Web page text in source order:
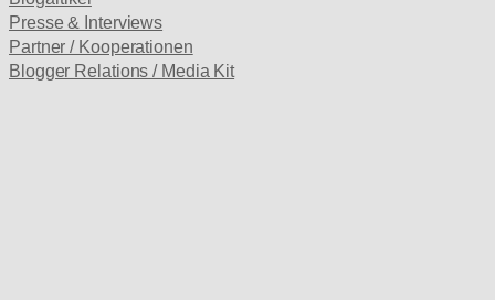
Presse & Interviews
Partner / Kooperationen
Blogger Relations / Media Kit